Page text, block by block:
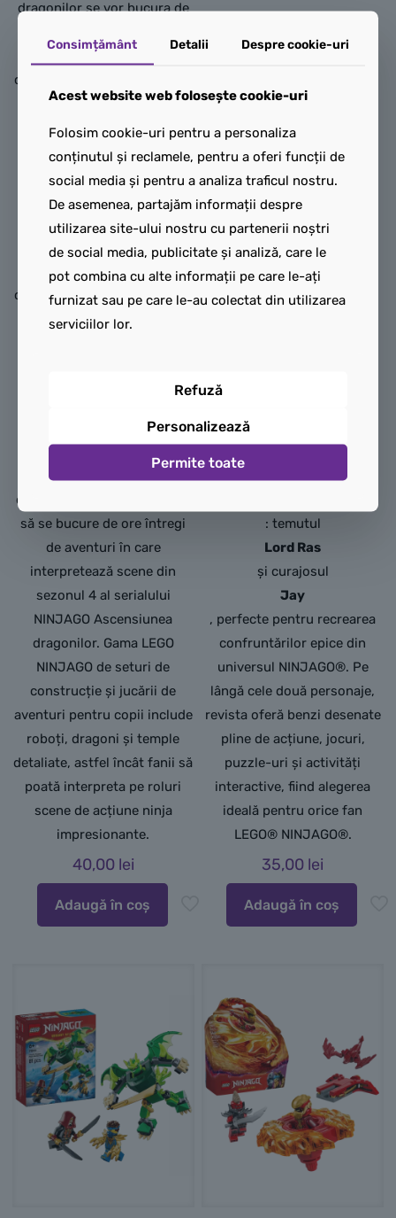
dragonilor se vor bucura de
fantezistă cu setul de
construcție LEGO® NINJAGO
Pachet de luptă cu robotul
dragon al lui Kai (71851).
Acest set conține un robot
dragon cu picioare, aripi
mari, mâini articulate cu
aspect de gheare și un
trunchi care se rotește la
360 de grade, plus un
cockpit în care să fie așezată
o minifigurină.
accesorii sabie, Sora cu 2
săbii și un Monstru de
pământ cu mâini cu aspect
de gheare, astfel încât copiii
să se bucure de ore întregi
de aventuri în care
interpretează scene din
sezonul 4 al serialului
NINJAGO Ascensiunea
dragonilor. Gama LEGO
NINJAGO de seturi de
construcție și jucării de
aventuri pentru copii include
roboți, dragoni și temple
detaliate, astfel încât fanii să
poată interpreta pe roluri
scene de acțiune ninja
impresionante.
40,00 lei
Adaugă în coș
LEGO® NINJAGO® –
! Această ediție include
: temutul
Lord Ras
și curajosul
Jay
, perfecte pentru recrearea
confruntărilor epice din
universul NINJAGO®. Pe
lângă cele două personaje,
revista oferă benzi desenate
pline de acțiune, jocuri,
puzzle-uri și activități
interactive, fiind alegerea
ideală pentru orice fan
LEGO® NINJAGO®.
35,00 lei
Adaugă în coș
Consimțământ Detalii Despre cookie-uri
Acest website web folosește cookie-uri
Folosim cookie-uri pentru a personaliza
conținutul și reclamele, pentru a oferi funcții de
social media și pentru a analiza traficul nostru.
De asemenea, partajăm informații despre
utilizarea site-ului nostru cu partenerii noștri
de social media, publicitate și analiză, care le
pot combina cu alte informații pe care le-ați
furnizat sau pe care le-au colectat din utilizarea
serviciilor lor.
Refuză
Personalizează
Permite toate